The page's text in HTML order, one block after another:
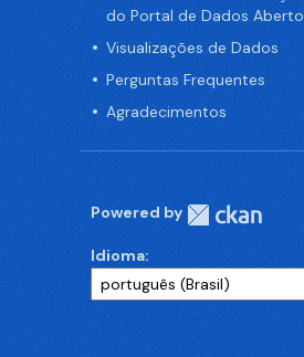
do Portal de Dados
Visualizações de Dados
Perguntas Frequentes
Agradecimentos
Powered by
Idioma